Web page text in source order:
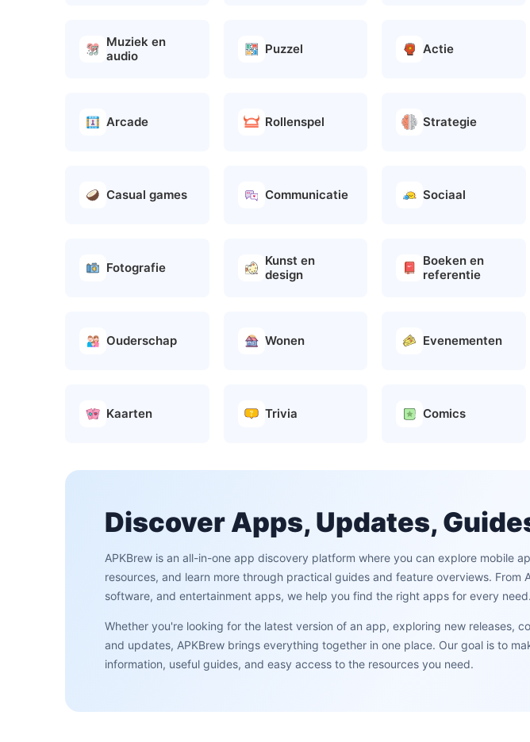
Muziek en
audio
Puzzel Actie
Arcade Rollenspel Strategie
Casual games Communicatie Sociaal
Fotografie
Kunst en
design
Boeken en
referentie
Ouderschap Wonen Evenementen
Kaarten Trivia Comics
Discover Apps, Updates,
APKBrew is an all-in-one app discovery platform where you can explore mobile
resources, and learn more through practical guides and feature overviews.
software, and entertainment apps, we help you find the right apps for every need.
Whether you're looking for the latest version of an app, exploring new releases,
and updates, APKBrew brings everything together in one place. Our goal is to
information, useful guides, and easy access to the resources you need.